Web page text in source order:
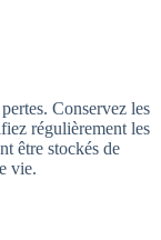
Conservez les
régulièrement les
être stockés de
vie.